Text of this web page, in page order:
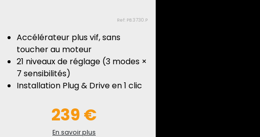
Ref: PB.3730.P
Accélérateur plus vif, sans
toucher au moteur
21 niveaux de réglage (3 modes ×
7 sensibilités)
Installation Plug & Drive en 1 clic
239 €
En savoir plus